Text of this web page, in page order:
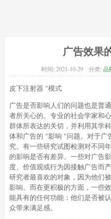
广告效果
时间:2021-10-29 分类:品
皮下注射器 "模式
广告是否影响人们的问题也是普
者所关心的。专业的社会学家和
群体所表达的关切，并利用其学
体和广告的 "影响 "问题。对于广
究。有一些研究试图检测对不同
的影响是否有差异。一些对广告
度、价值观或行为因接触广告而
研究者最喜欢的对象，因为他们
影响。而在更积极的方面，一些
能具有的任何功能：他们是否被
众带来满足感。